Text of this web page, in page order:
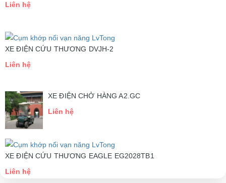
Liên hệ
XE ĐIỆN CỨU THƯƠNG DVJH-2
Liên hệ
XE ĐIỆN CHỞ HÀNG A2.GC
Liên hệ
XE ĐIỆN CỨU THƯƠNG EAGLE EG2028TB1
Liên hệ